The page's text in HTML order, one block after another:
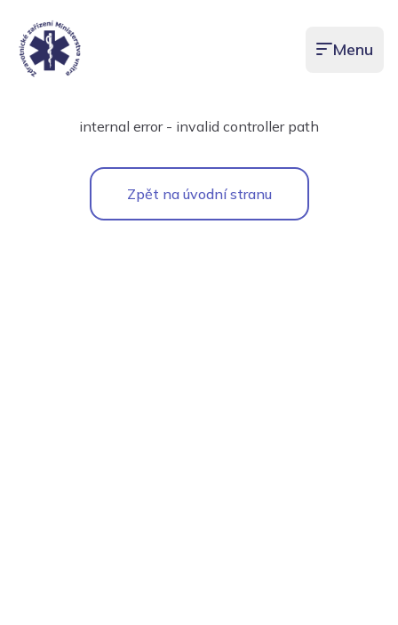
Otevřít
Menu
internal error - invalid controller path
Zpět na úvodní stranu